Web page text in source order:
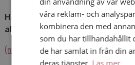
Här delar vi fem tips värda att
aktörer som ska göra film.
(mer …)
våra reklam- och
kombinera den med
som du har tillhandahållit
de har samlat in från din
deras tjänster. Läs mer